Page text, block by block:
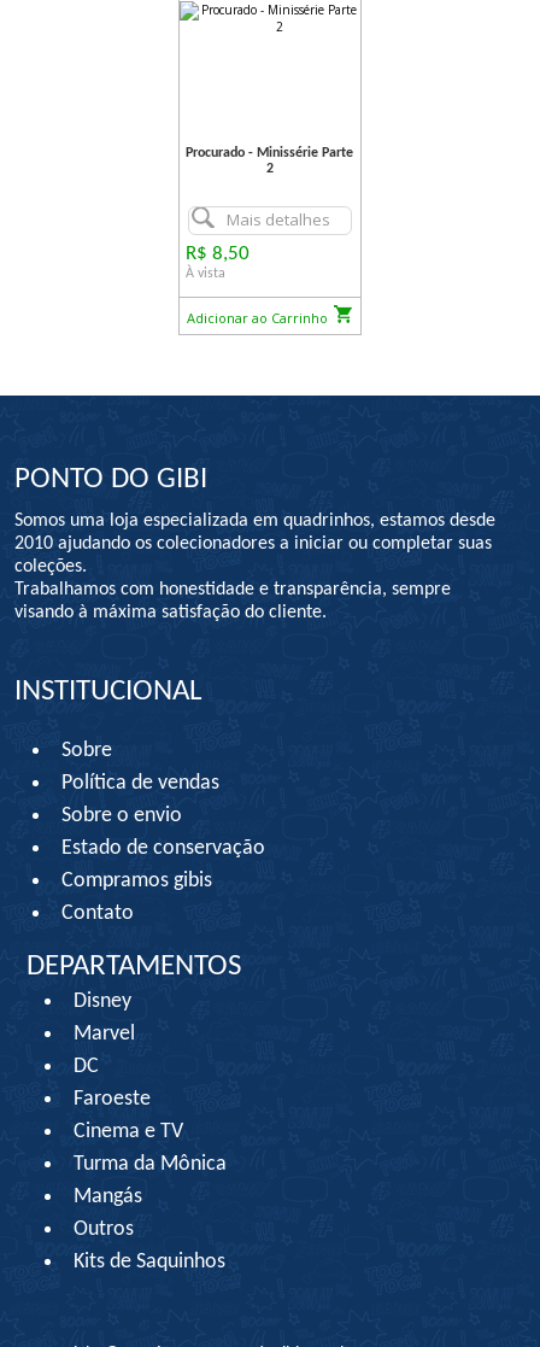
Procurado - Minissérie Parte
2
Mais detalhes
R$ 8,50
À vista
Adicionar ao Carrinho
PONTO DO GIBI
Somos uma loja especializada em quadrinhos, estamos desde
2010 ajudando os colecionadores a iniciar ou completar suas
coleções.
Trabalhamos com honestidade e transparência, sempre
visando à máxima satisfação do cliente.
INSTITUCIONAL
Sobre
Política de vendas
Sobre o envio
Estado de conservação
Compramos gibis
Contato
DEPARTAMENTOS
Disney
Marvel
DC
Faroeste
Cinema e TV
Turma da Mônica
Mangás
Outros
Kits de Saquinhos